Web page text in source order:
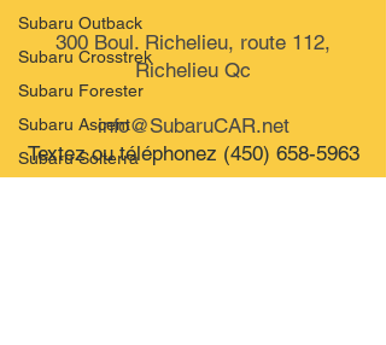
Subaru Outback
Subaru Crosstrek
Subaru Forester
Subaru Ascent
Subaru Solterra
300 Boul. Richelieu, route 112,
Richelieu Qc
info@SubaruCAR.net
Textez ou téléphonez (450) 658-5963